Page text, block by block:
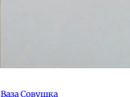
Ваза Совушка